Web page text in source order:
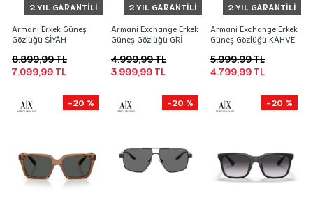
2 YIL GARANTILI
Armani Erkek Güneş
Gözlüğü SİYAH
7.099,99 TL
8.899,99 TL
2 YIL GARANTILI
Armani Exchange Erkek
Güneş Gözlüğü GRİ
3.999,99 TL
4.999,99 TL
2 YIL GARANTILI
Armani Exchange Erkek
Güneş Gözlüğü KAHVE
4.799,99 TL
5.999,99 TL
-20 % -20 % -20 %